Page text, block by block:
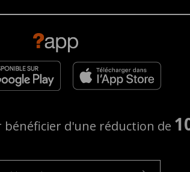
bénéficier d'une réduction de